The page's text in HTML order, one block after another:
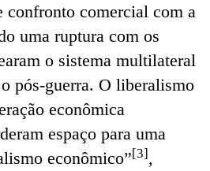
comercial com a
uma ruptura com os
o sistema multilateral
pós-guerra. O liberalismo
econômica
espaço para uma
econômico”[3],